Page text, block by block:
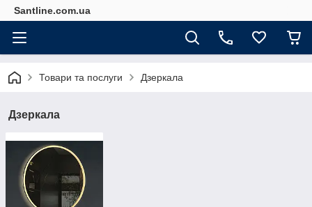
Santline.com.ua
Товари та послуги Дзеркала
Дзеркала